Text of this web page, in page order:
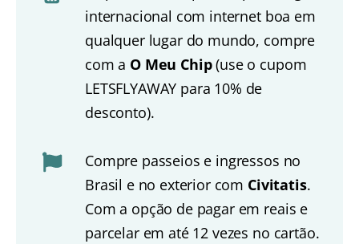
internacional com internet boa em
qualquer lugar do mundo, compre
com a O Meu Chip(use o cupom
LETSFLYAWAY para 10% de
desconto).
Compre passeios e ingressos no
Brasil e no exterior com Civitatis.
Com a opção de pagar em reais e
parcelar em até 12 vezes no cartão.